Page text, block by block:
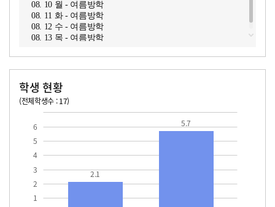
08. 10 월 - 여름방학
08. 11 화 - 여름방학
08. 12 수 - 여름방학
08. 13 목 - 여름방학
학생 현황
(전체학생수 : 17)
1
2
3
4
5
6
2.1
5.7